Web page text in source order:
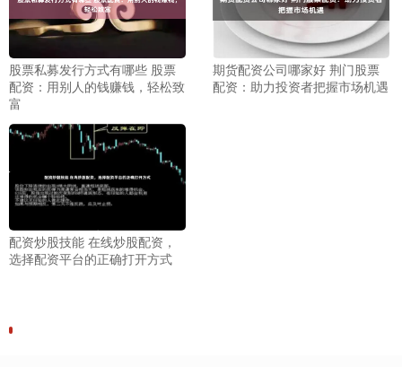
股票私募发行方式有哪些 股票
配资：用别人的钱赚钱，轻松致
富
期货配资公司哪家好 荆门股票
配资：助力投资者把握市场机遇
配资炒股技能 在线炒股配资，
选择配资平台的正确打开方式